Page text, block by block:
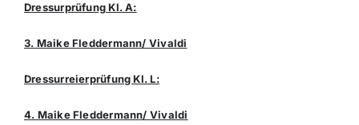
Dressurprüfung Kl. A:
3. Maike Fleddermann/ Vivaldi
Dressurreierprüfung Kl. L:
4. Maike Fleddermann/ Vivaldi